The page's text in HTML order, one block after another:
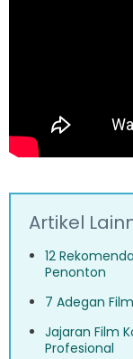
Artikel
12
Penonton
7 Adegan
Jajaran Film
Profesional